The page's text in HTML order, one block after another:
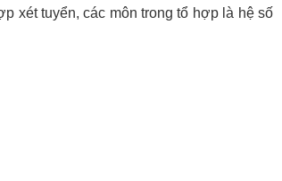
xét tuyển, các môn trong tổ hợp là hệ số